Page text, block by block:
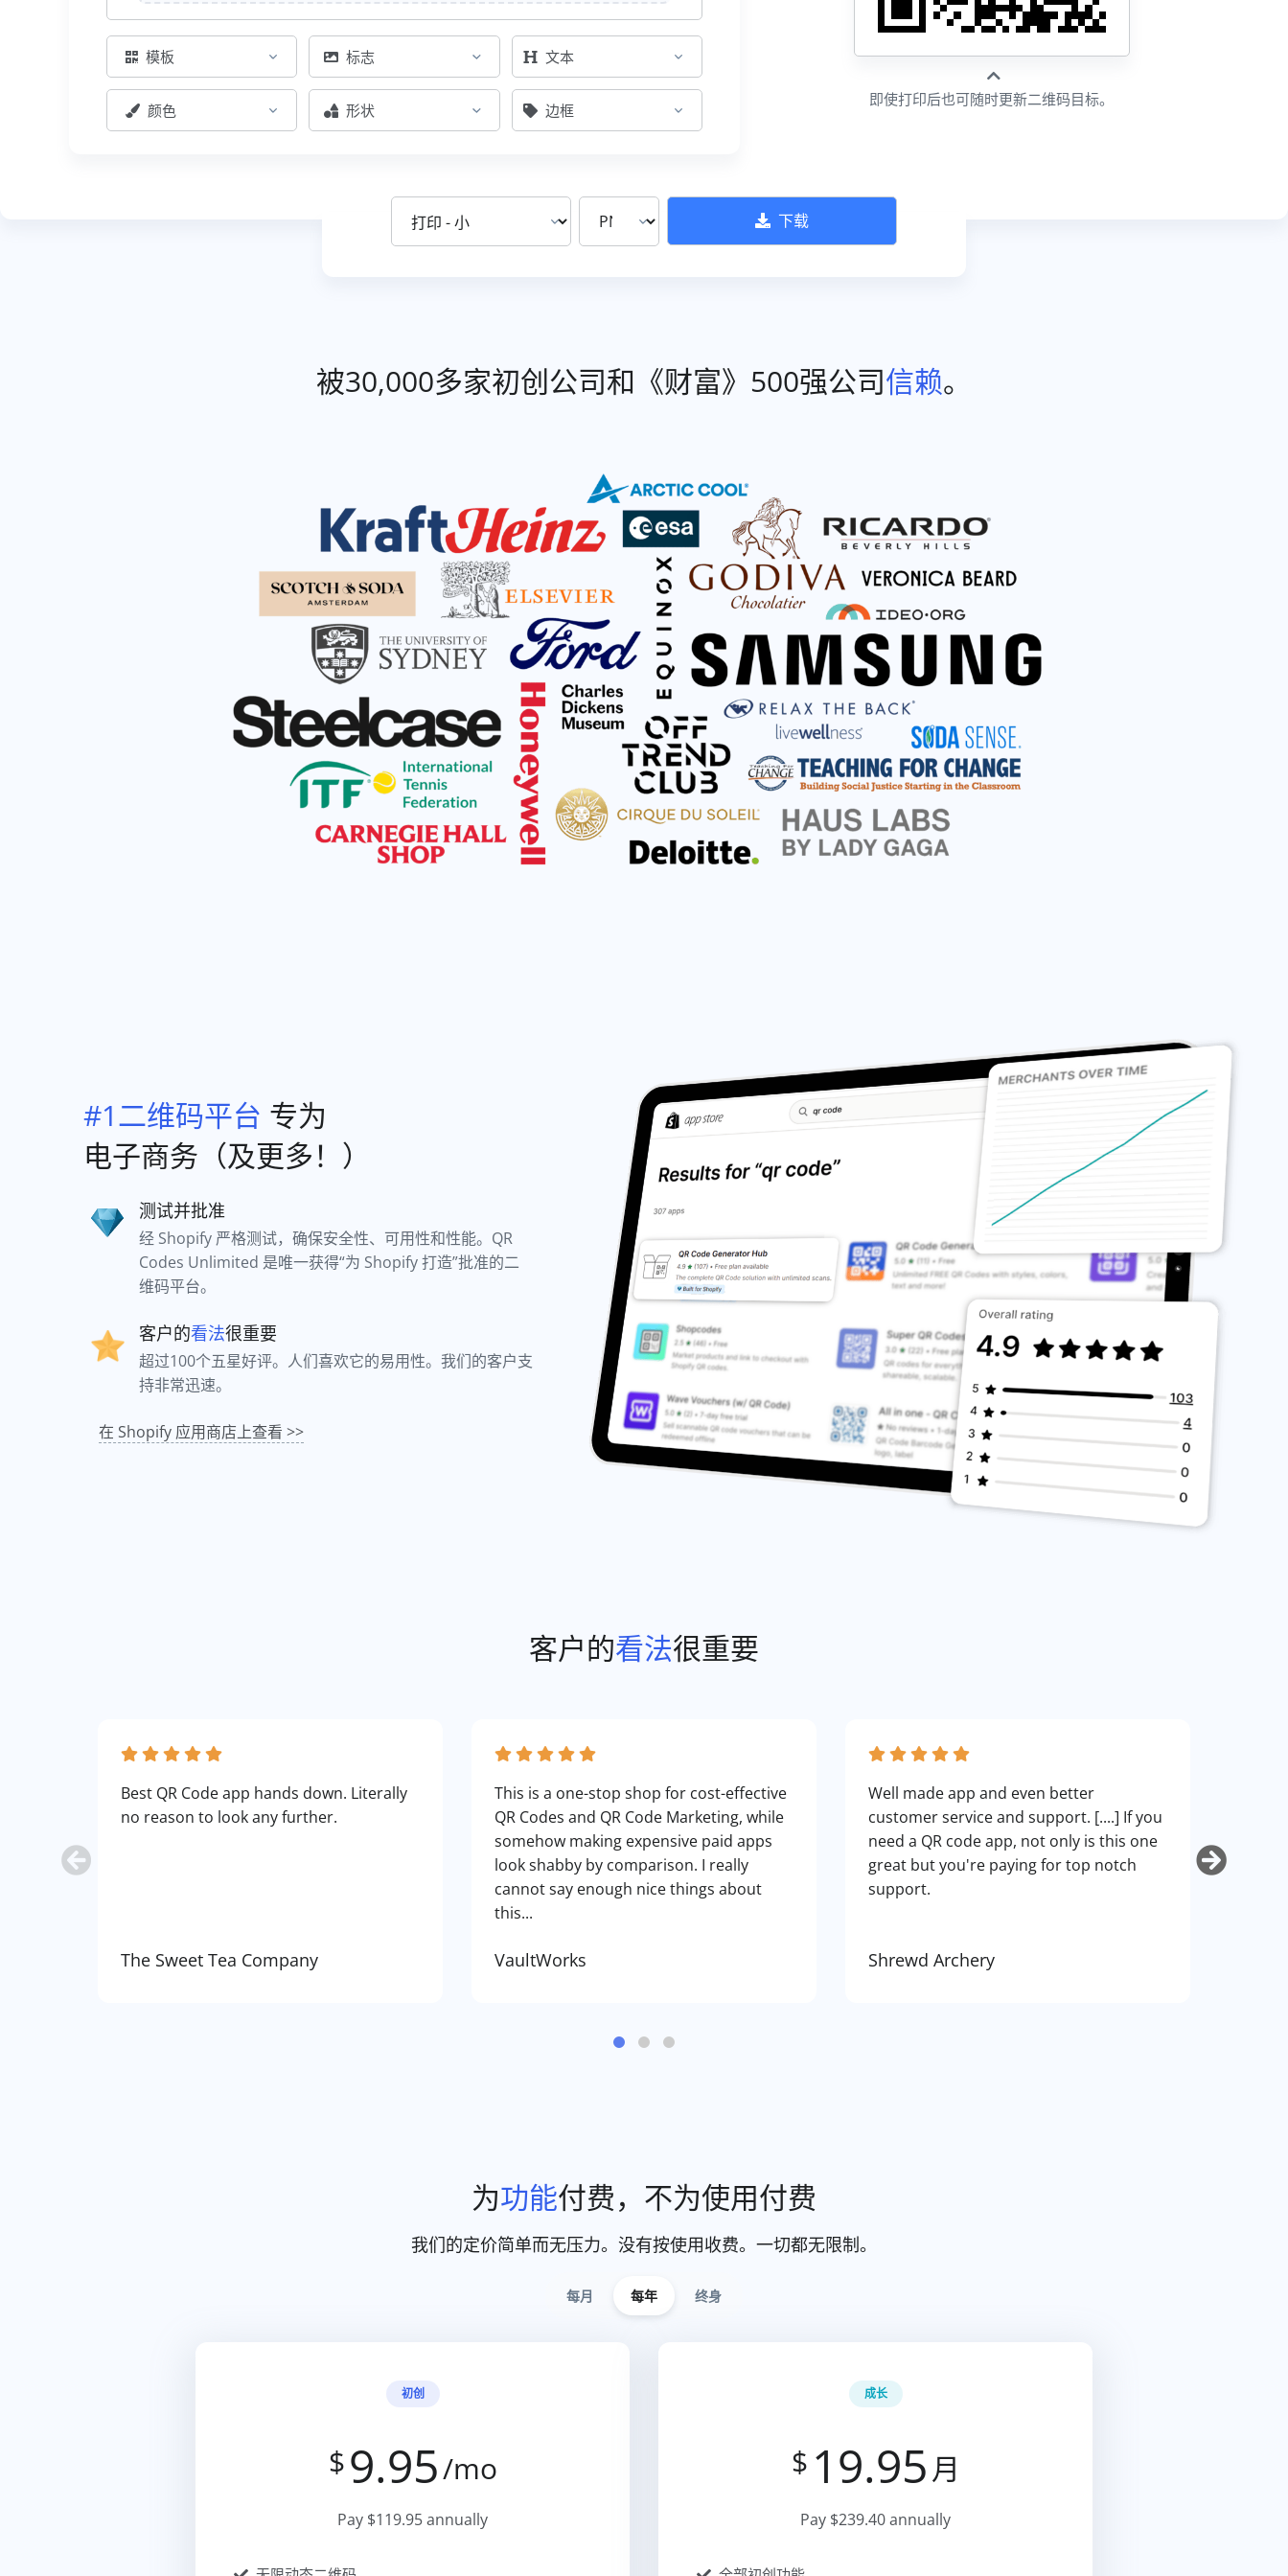
模板 标志 文本
颜色 形状 边框
即使打印后也可随时更新二维码目标。
下载
被30,000多家初创公司和《财富》500强公司信赖。
#1二维码平台 专为
电子商务（及更多！）
测试并批准
经 Shopify 严格测试，确保安全性、可用性和性能。QR
Codes Unlimited 是唯一获得“为 Shopify 打造”批准的二
维码平台。
客户的看法很重要
超过100个五星好评。人们喜欢它的易用性。我们的客户支
持非常迅速。
在 Shopify 应用商店上查看 >>
客户的看法很重要
Best QR Code app hands down. Literally
no reason to look any further.
The Sweet Tea Company
This is a one-stop shop for cost-effective
QR Codes and QR Code Marketing, while
somehow making expensive paid apps
look shabby by comparison. I really
cannot say enough nice things about
this...
VaultWorks
Well made app and even better
customer service and support. [....] If you
need a QR code app, not only is this one
great but you're paying for top notch
support.
Shrewd Archery
为功能付费，不为使用付费
我们的定价简单而无压力。没有按使用收费。一切都无限制。
每月 每年 终身
初创
$9.95/mo
Pay $119.95 annually
成长
$ 19.95月
Pay $239.40 annually